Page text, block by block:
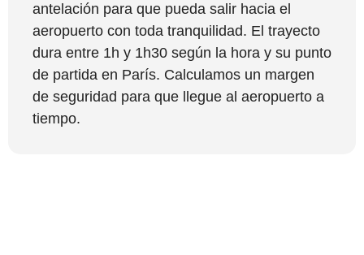
antelación para que pueda salir hacia el
aeropuerto con toda tranquilidad. El trayecto
dura entre 1h y 1h30 según la hora y su punto
de partida en París. Calculamos un margen
de seguridad para que llegue al aeropuerto a
tiempo.